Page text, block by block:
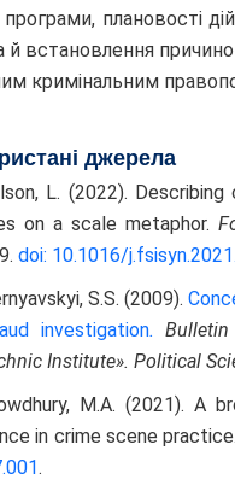
програми, плановості
а й встановлення
кримінальним
джерела
L. (2022).
on a scale metaphor.
doi: 10.1016/
S.S. (2009).
investigation.
Institute». Political
M.A. (2021). A
in crime scene practice.
.